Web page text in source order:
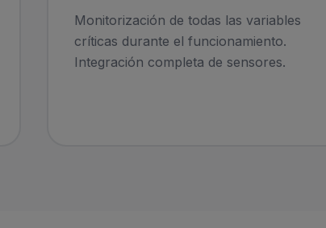
Monitorización de todas las variables
críticas durante el funcionamiento.
Integración completa de sensores.